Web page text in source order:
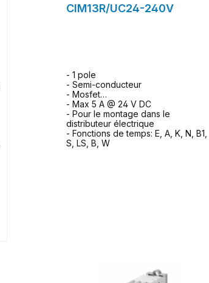
CIM13R/UC24-240V
- 1 pole
- Semi-conducteur
- Mosfet
- Max 5 A @ 24 V DC
- Pour le montage dans le
distributeur électrique
- Fonctions de temps: E, A, K, N, B1,
S, LS, B, W